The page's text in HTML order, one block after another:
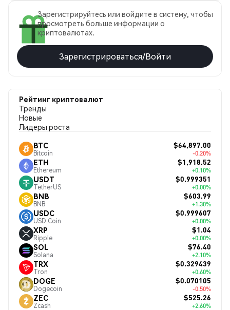
Зарегистрируйтесь или войдите в систему, чтобы
просмотреть больше информации о
криптовалютах.
Зарегистрироваться/Войти
Рейтинг криптовалют
Тренды
Новые
Лидеры роста
BTC
Bitcoin
$64,897.00
-0.20%
ETH
Ethereum
$1,918.52
+0.10%
USDT
TetherUS
$0.999351
+0.00%
BNB
BNB
$603.99
+1.30%
USDC
USD Coin
$0.999607
+0.00%
XRP
Ripple
$1.04
+0.00%
SOL
Solana
$76.40
+2.10%
TRX
Tron
$0.329439
+0.60%
DOGE
Dogecoin
$0.070105
-0.50%
ZEC
Zcash
$525.26
+2.60%